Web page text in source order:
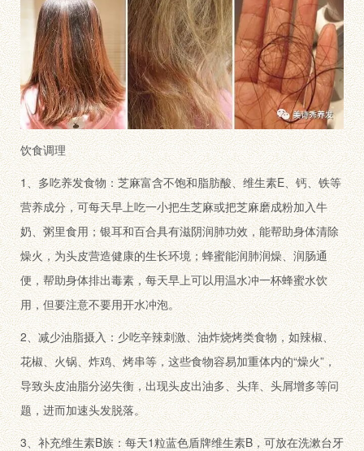
饮食调理
1、多吃养发食物：芝麻富含不饱和脂肪酸、维生素E、钙、铁等
营养成分，可每天早上吃一小把生芝麻或把芝麻磨成粉加入牛
奶、粥里食用；银耳和百合具有滋阴润肺功效，能帮助身体清除
燥火，为头皮营造健康的生长环境；蜂蜜能润肺润燥、润肠通
便，帮助身体排出毒素，每天早上可以用温水冲一杯蜂蜜水饮
用，但要注意不要用开水冲泡。
2、减少油脂摄入：少吃辛辣刺激、油炸烧烤类食物，如辣椒、
花椒、火锅、炸鸡、烤串等，这些食物容易加重体内的“燥火”，
导致头皮油脂分泌失衡，出现头皮出油多、头痒、头屑增多等问
题，进而加速头发脱落。
3、补充维生素B族：每天1粒蓝色盾牌维生素B，可放在洗漱台牙